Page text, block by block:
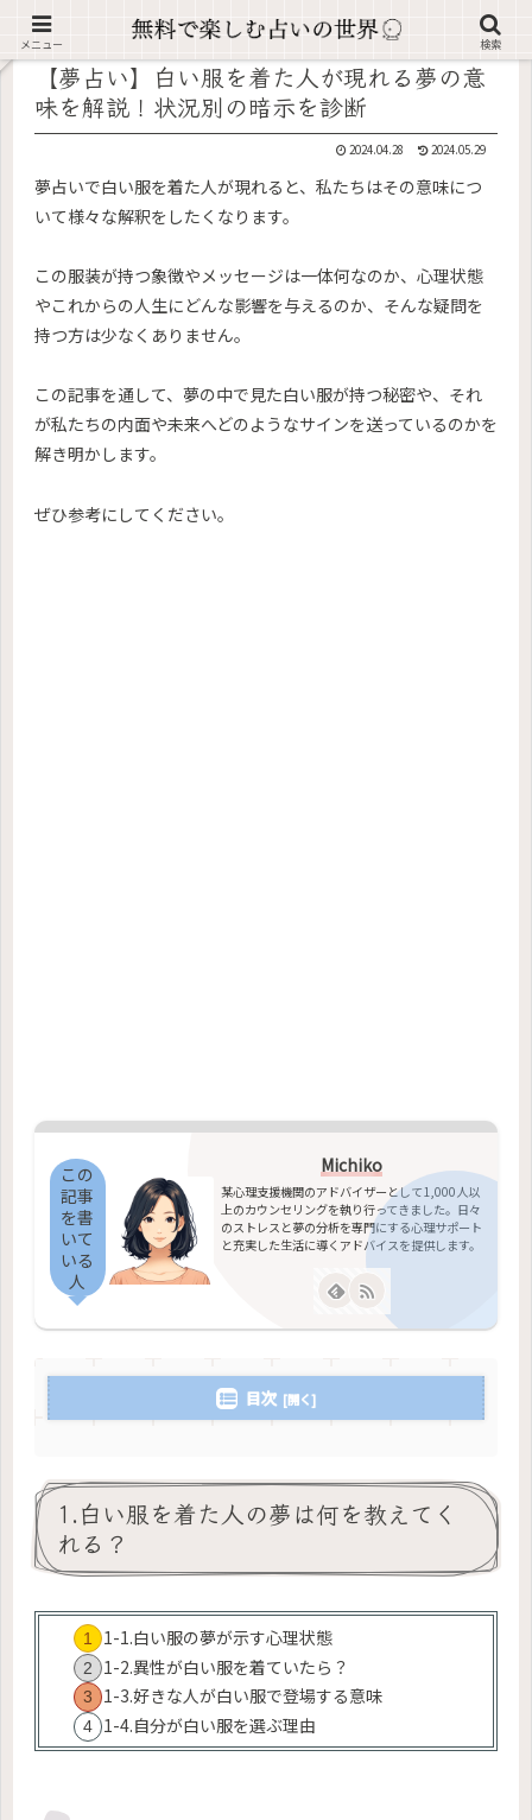
記事内に広告が含まれています。
【夢占い】白い服を着た人が現れる夢の意
味を解説！状況別の暗示を診断
2024.04.28 2024.05.29
夢占いで白い服を着た人が現れると、私たちはその意味につ
いて様々な解釈をしたくなります。
この服装が持つ象徴やメッセージは一体何なのか、心理状態
やこれからの人生にどんな影響を与えるのか、そんな疑問を
持つ方は少なくありません。
この記事を通して、夢の中で見た白い服が持つ秘密や、それ
が私たちの内面や未来へどのようなサインを送っているのかを
解き明かします。
ぜひ参考にしてください。
この
記事
を書
いて
いる
人
Michiko
某心理支援機関のアドバイザーとして1,000人以
上のカウンセリングを執り行ってきました。日々
のストレスと夢の分析を専門にする心理サポート
と充実した生活に導くアドバイスを提供します。
目次
1.白い服を着た人の夢は何を教えてく
れる？
1-1.白い服の夢が示す心理状態
1-2.異性が白い服を着ていたら？
1-3.好きな人が白い服で登場する意味
1-4.自分が白い服を選ぶ理由
メニュー 検索